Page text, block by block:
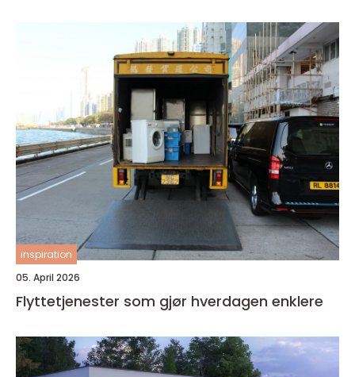
inspiration
05. April 2026
Flyttetjenester som gjør hverdagen enklere